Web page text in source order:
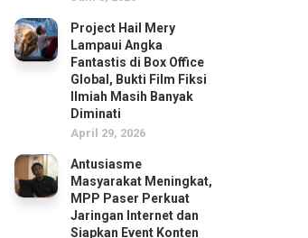
Project Hail Mery
Lampaui Angka
Fantastis di Box Office
Global, Bukti Film Fiksi
Ilmiah Masih Banyak
Diminati
April 29, 2026
Antusiasme
Masyarakat Meningkat,
MPP Paser Perkuat
Jaringan Internet dan
Siapkan Event Konten